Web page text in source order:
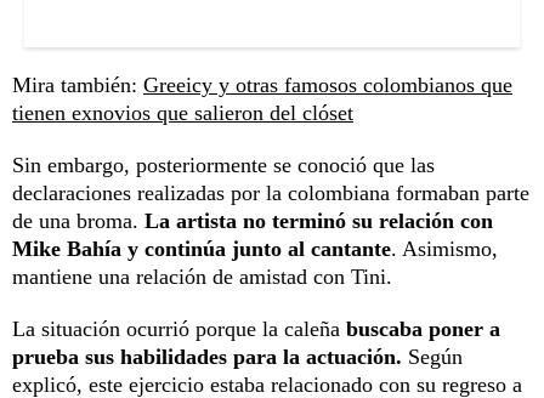
Mira también: Greeicy y otras famosos colombianos que
tienen exnovios que salieron del clóset
Sin embargo, posteriormente se conoció que las
declaraciones realizadas por la colombiana formaban parte
de una broma. La artista no terminó su relación con
Mike Bahía y continúa junto al cantante. Asimismo,
mantiene una relación de amistad con Tini.
La situación ocurrió porque la caleña buscaba poner a
prueba sus habilidades para la actuación. Según
explicó, este ejercicio estaba relacionado con su regreso a